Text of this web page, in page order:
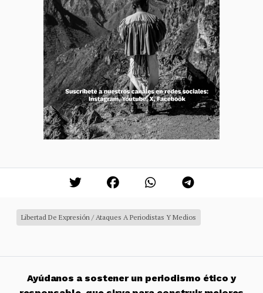
Libertad De Expresión / Ataques A Periodistas Y Medios
Ayúdanos a sostener un periodismo ético y